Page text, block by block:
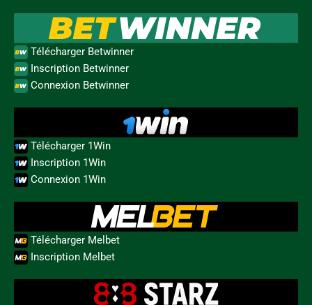
Télécharger Betwinner
Inscription Betwinner
Connexion Betwinner
Télécharger 1Win
Inscription 1Win
Connexion 1Win
Télécharger Melbet
Inscription Melbet